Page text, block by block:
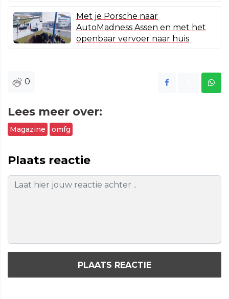
Met je Porsche naar
AutoMadness Assen en met het
openbaar vervoer naar huis
0
Lees meer over:
Magazine omfg
Plaats reactie
PLAATS REACTIE